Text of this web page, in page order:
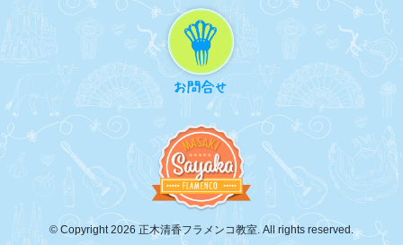
© Copyright 2026 正木清香フラメンコ教室. All rights reserved.